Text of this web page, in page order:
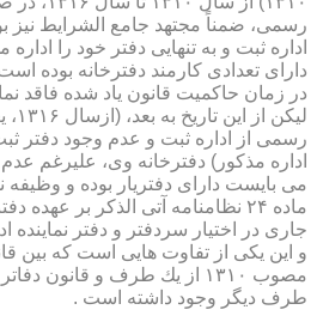
رسمی، ضمناً مجتهد جامع الشرایط نیز
اداره ثبت و به تنهایی دفتر خود را
دارای تعدادی كارمند دفترخانه بوده
در زمان حاكمیت قانون یاد شده فاقد
رسمی از اداره ثبت و عدم وجود دفتر
اداره مذكور) دفترخانه وی، علیرغم عدم
می بایست دارای دفتریار بوده و وظیفه
ماده ۲۴ نظامنامه آتی الذكر بر
جاری در اختیار سردفتر و دفتر نماینده
و این یكی از تفاوت هایی است كه بین
طرف دیگر وجود داشته است .